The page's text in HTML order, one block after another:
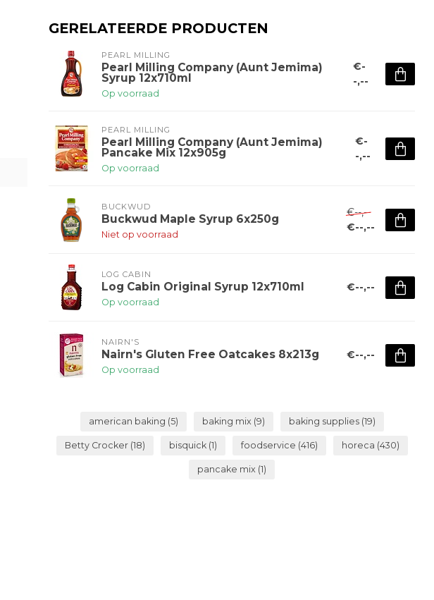
GERELATEERDE PRODUCTEN
PEARL MILLING
Pearl Milling Company (Aunt Jemima)
Syrup 12x710ml
Op voorraad
€-
-,--
PEARL MILLING
Pearl Milling Company (Aunt Jemima)
Pancake Mix 12x905g
Op voorraad
€-
-,--
BUCKWUD
Buckwud Maple Syrup 6x250g
Niet op voorraad
€--,--
€--,--
LOG CABIN
Log Cabin Original Syrup 12x710ml
Op voorraad
€--,--
NAIRN'S
Nairn's Gluten Free Oatcakes 8x213g
Op voorraad
€--,--
american baking (5) baking mix (9) baking supplies (19)
Betty Crocker (18) bisquick (1) foodservice (416) horeca (430)
pancake mix (1)